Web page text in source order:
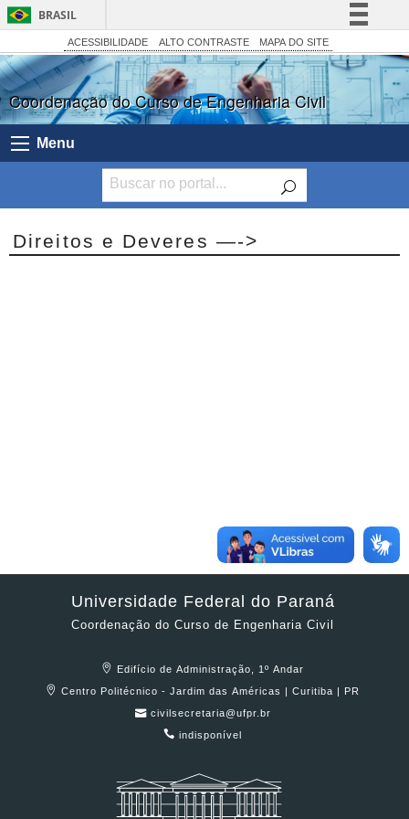
BRASIL
Simplifique!
Comunica BR
Participe
Acesso à informação
Canais
ACESSIBILIDADE ALTO CONTRASTE MAPA DO SITE
Coordenação do Curso de Engenharia Civil
Menu
Direitos e Deveres —->
Universidade Federal do Paraná
Coordenação do Curso de Engenharia Civil
Edifício de Administração, 1º Andar
Centro Politécnico - Jardim das Américas | Curitiba | PR
civilsecretaria@ufpr.br
indisponível